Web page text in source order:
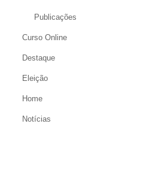
Publicações
Curso Online
Destaque
Eleição
Home
Notícias